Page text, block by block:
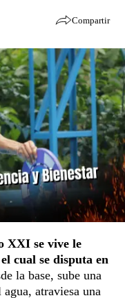
Compartir
XXI se vive le
cual se disputa en
la base, sube una
atraviesa una